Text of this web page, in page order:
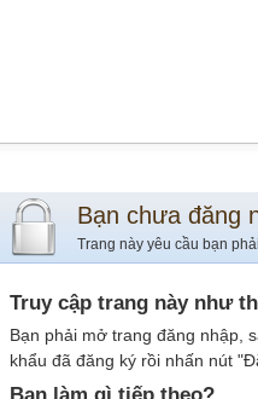
Bạn chưa đăng
Trang này yêu cầu bạn
Truy cập trang này như
Bạn phải mở trang đăng nhập,
khẩu đã đăng ký rồi nhấn nút
Bạn làm gì tiếp theo?